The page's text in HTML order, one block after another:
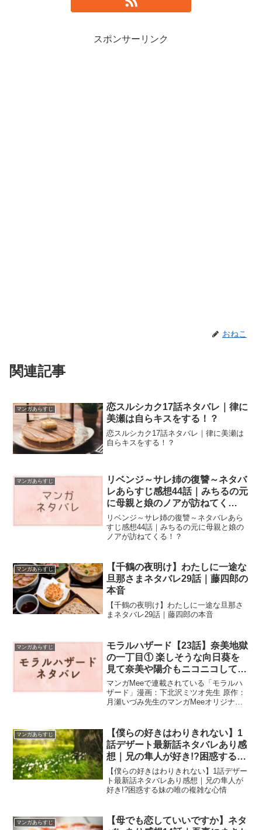
スポンサーリンク
おねこ
関連記事
マンガあらすじ
恋スルシカク17話ネタバレ｜律に
美瀬は自らキスをする！？
恋スルシカク17話ネタバレ｜律に美瀬は
自らキスをする！？
マンガあらすじ
リベンジ～サレ姉の復讐～ネタバ
レあらすじ感想44話｜みちるの元
に母親と娘のノアが訪ねてく
る！？
リベンジ～サレ姉の復讐～ネタバレあら
すじ感想44話｜みちるの元に母親と娘の
ノアが訪ねてくる！？
マンガあらすじ
【千鶴の夜明け】わたしに一途な
旦那さまネタバレ29話｜藤四郎の
本音
【千鶴の夜明け】わたしに一途な旦那さ
まネタバレ29話｜藤四郎の本音
マンガあらすじ
モラルハザード【23話】奈美地獄
の一丁目① 楽しそうな向日葵を
見て奈美や陽介もニコニコしてい
たので…
マンガMeeで連載されている「モラルハ
ザード」漫画：下北沢ミツオ先生 原作：
月瀬いづみ先生のマンガMeeオリジナル
う、また連れてきてね！と言いながら、
陽介の頬っぺたにキスをしたのでした。
陽介は
マンガあらすじ
【僕らの好きはわりきれない】1
話デザート最新話ネタバレあり感
想｜兄の隼人が好き!?困惑する妹
の唯の複雑な心情
【僕らの好きはわりきれない】1話デザー
ト最新話ネタバレあり感想｜兄の隼人が
好き!?困惑する妹の唯の複雑な心情
マンガあらすじ
【母でも恋していいですか】ネタ